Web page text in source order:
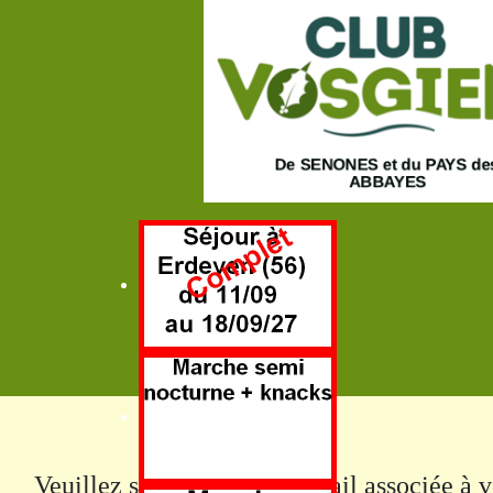
Veuillez saisir l'adresse e-mail associée à